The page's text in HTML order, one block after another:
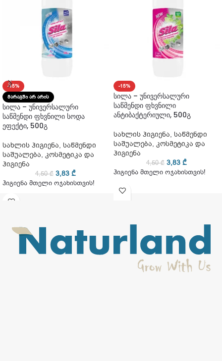
-15%
ᲛᲐᲠᲐᲒᲨᲘ ᲐᲠ ᲐᲠᲘᲡ
სილა – უნივერსალური
საწმენდი ფხვნილი სოდა
ეფექტი, 500გ
სახლის ჰიგიენა, საწმენდი
საშუალება, კოსმეტიკა და
ჰიგიენა
4,50₾ 3,83 ₾
ჰიგიენა მთელი ოჯახისთვის!
-15%
სილა – უნივერსალური
საწმენდი ფხვნილი
ანტიბაქტერიული, 500გ
სახლის ჰიგიენა, საწმენდი
საშუალება, კოსმეტიკა და
ჰიგიენა
4,50₾ 3,83 ₾
ჰიგიენა მთელი ოჯახისთვის!